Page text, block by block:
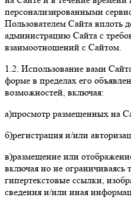
персонализированными
Пользователем Сайта вплоть
администрацию Сайта с
взаимоотношений с Сайтом.
1.2. Использование вами
форме в пределах его
возможностей, включая:
а)просмотр размещенных на
б)регистрация и/или
в)размещение или
включая но не ограничиваясь
гипертекстовые ссылки,
сведения и/или иная